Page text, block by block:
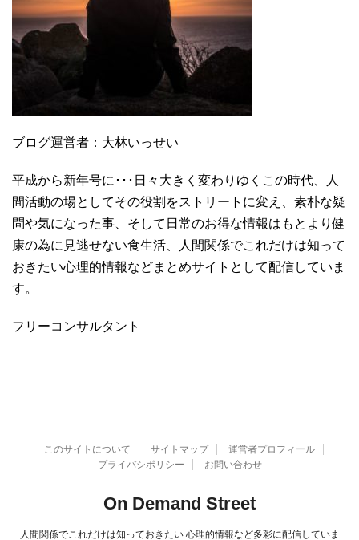
ブログ運営者：大林いっせい
平成から新年号に･･･日々大きく変わりゆくこの時代、人
間活動の場としてその役割をストリートに変え、素朴な疑
問や気になった事、そして日常のお得な情報はもとより健
康の為に見逃せない食生活、人間関係でこれだけは知って
おきたい心理的情報などまとめサイトとして配信していま
す。
フリーコンサルタント
このサイトについて サイトマップ
運営者プロフィール
プライバシポリシー
お問い合わせ
On Demand Street
人間関係でこれだけは知っておきたい 心理的情報など多彩に配信していま